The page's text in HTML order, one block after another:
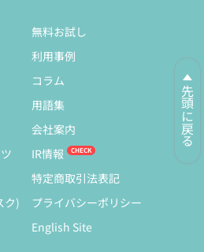
先頭に戻る
ク)
無料お試し
利用事例
コラム
用語集
会社案内
IR情報
特定商取引法表記
プライバシーポリシー
English Site